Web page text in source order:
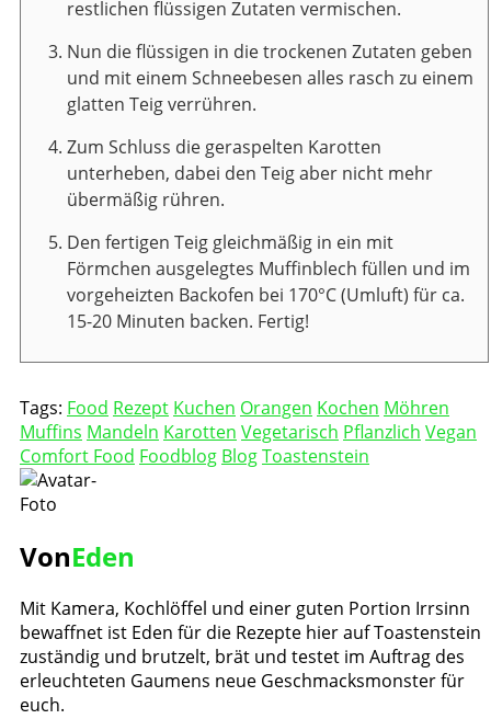
restlichen flüssigen Zutaten vermischen.
Nun die flüssigen in die trockenen Zutaten geben
und mit einem Schneebesen alles rasch zu einem
glatten Teig verrühren.
Zum Schluss die geraspelten Karotten
unterheben, dabei den Teig aber nicht mehr
übermäßig rühren.
Den fertigen Teig gleichmäßig in ein mit
Förmchen ausgelegtes Muffinblech füllen und im
vorgeheizten Backofen bei 170°C (Umluft) für ca.
15-20 Minuten backen. Fertig!
Tags: Food Rezept Kuchen Orangen Kochen Möhren
Muffins Mandeln Karotten Vegetarisch Pflanzlich Vegan
Comfort Food Foodblog BlogToastenstein
VonEden
Mit Kamera, Kochlöffel und einer guten Portion Irrsinn
bewaffnet ist Eden für die Rezepte hier auf Toastenstein
zuständig und brutzelt, brät und testet im Auftrag des
erleuchteten Gaumens neue Geschmacksmonster für
euch.